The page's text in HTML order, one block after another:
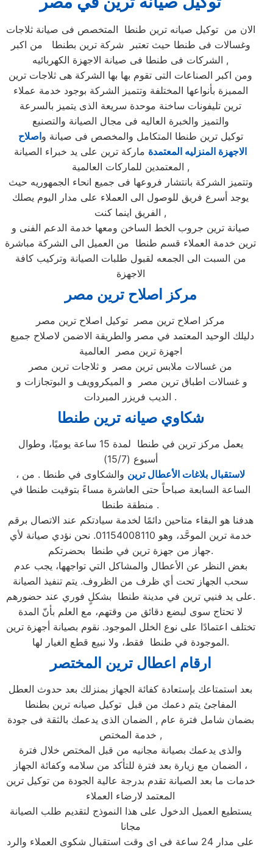
الان من توكيل صيانه ترين طنطا المتخصص فى صيانة ثلاجات
وغسالات فى طنطا حيث تعتبر شركة ترين بطنطا من اكبر
الشركات فى طنطا فى صيانة الاجهزة الكهربائيه ,
ومن اكبر الصناعات التى تقوم بها بها الشركة هى ثلاجات ترين
المميزة بأنواعها المختلفة وتتميز الشركة بوجود خدمة عملاء
ترين تليفونات ساخنة موحدة سريعة الذى يتميز بالسرعة
والتميز والخبرة العاليه فى مجال الصيانة والتصنيع
توكيل ترين طنطا المتكامل والمخصص فى صيانة واصلاح
الاجهزة المنزليه المعتمدة ماركة ترين على يد خبراء الصيانة
المعتمدين للماركات العالمية ,
وتتميز الشركة بانتشار فروعها فى جميع انحاء الجمهوريه حيث
يوجد أسرع فريق للوصول الى العملاء على مدار اليوم يصلك
الفريق اينما كنت ,
صيانة ترين جروب الخط الساخن ومعها خدمة الدعم الفنى و
ترين خدمة العملاء قسم طنطا من العميل الى الشركة مباشرة
من السبت الى الجمعه لقبول طلبات الصيانة وتركيب كافة
الاجهزة
مركز اصلاح ترين مصر
مركز اصلاح ترين مصر توكيل اصلاح ترين مصر
اجهزة ترين مصر العالمية
من غسالات ملابس ترين مصر و ثلاجات ترين مصر
الديب فريزر المبردات .
شكاوي صيانه ترين طنطا
يعمل مركز ترين في طنطا لمدة 15 ساعة يوميًا، وطوال
أسبوع (15/7)
،
لاستقبال بلاغات الأعطال ترين والشكاوى في طنطا . من
الساعة السابعة صباحاً حتى العاشرة مساءً بتوقيت طنطا في
منطقة طنطا .
هدفنا هو البقاء متاحين دائمًا لخدمة سيادتكم عند الاتصال برقم
خدمة ترين الموحَّد، وهو 01154008110. نحن نؤدي صيانة لأي
جهاز من جهزة ترين في طنطا بحضرتكم.
بغض النظر عن الأعطال والمشاكل التي تواجهها، يجب عدم
سحب الجهاز تحت أي ظرف من الظروف. يتم تنفيذ الصيانة
على يد فنيي ترين في مدينة طنطا بشكلٍ فوري عند حضورهم.
لا تحتاج سوى لبضع دقائق من وقتهم، مع العلم بأنّ المدة
تختلف اعتمادًا على نوع الخلل الموجود. نقوم بصيانة أجهزة ترين
الموجودة في طنطا فقط، ولا نبيع قطع الغيار لها.
ارقام اعطال ترين المختصر
بعد استمتاعك بإستعادة كفائة الجهاز بمنزلك بعد حدوث العطل
المفاجئ يتم دعمك من قبل توكيل صيانه ترين بطنطا
بضمان شامل فترة عام , الضمان الذى يدعمك بالثقة فى جودة
خدمة المختص ,
والذى يدعمك بصيانة مجانيه من قبل المختص خلال فترة
الضمان مع زيارة بعد فترة للتأكد من سلامه وكفائة الجهاز ،
خدمات ما بعد الصيانة تقدم بدرجة عالية الجودة من توكيل ترين
المعتمد لارضاء العملاء
يستطيع العميل الدخول على هذا النموذج لتقديم طلب الصيانة
مجانا
على مدار 24 ساعة فى اى وقت استقبال شكوى العملاء والرد